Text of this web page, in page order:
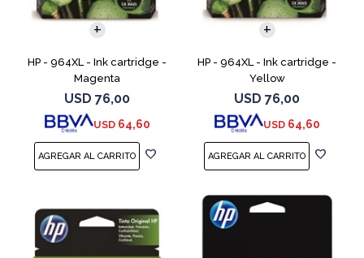
HP - 964XL - Ink cartridge -
Magenta
USD 76,00
USD 64,60
HP - 964XL - Ink cartridge -
Yellow
USD 76,00
USD 64,60